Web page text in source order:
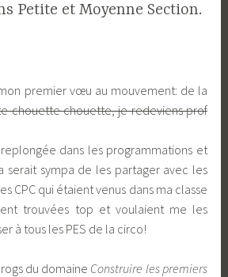
Petite et Moyenne Section.
premier vœu au mouvement: de la
chouette chouette, je redeviens prof
dans les programmations et
serait sympa de les partager avec les
CPC qui étaient venus dans ma classe
trouvées top et voulaient me les
à tous les PES de la circo!
du domaine Construire les premiers